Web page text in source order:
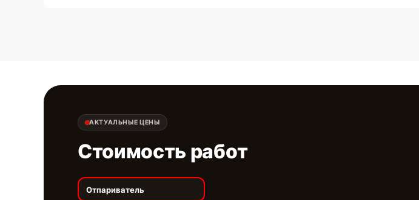
АКТУАЛЬНЫЕ ЦЕНЫ
Стоимость работ
Отпариватель